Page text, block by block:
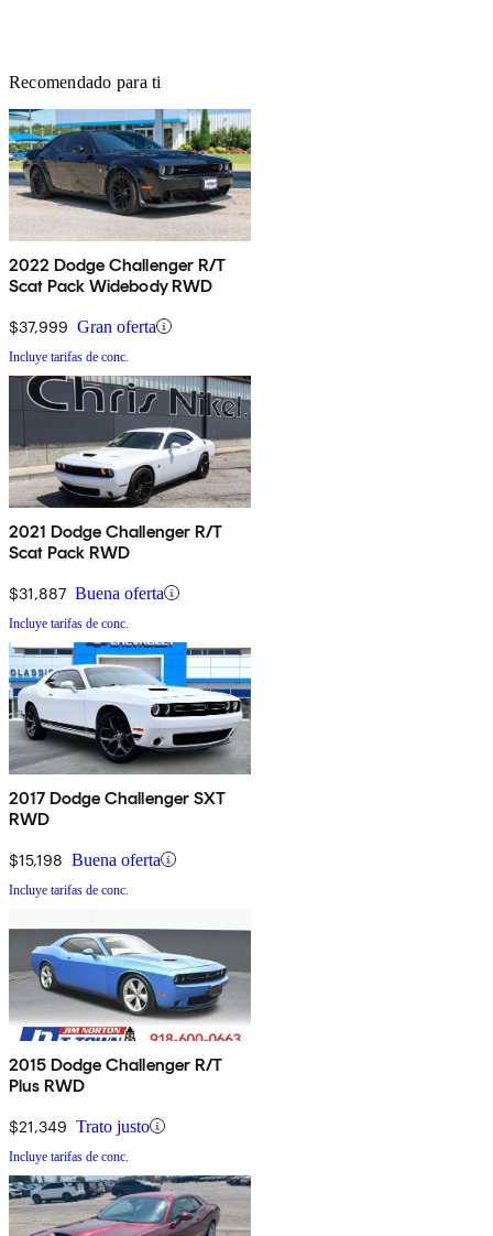
Recomendado para ti
2022 Dodge Challenger R/T
Scat Pack Widebody RWD
$37,999 Gran oferta
Incluye tarifas de conc.
2021 Dodge Challenger R/T
Scat Pack RWD
$31,887 Buena oferta
Incluye tarifas de conc.
2017 Dodge Challenger SXT
RWD
$15,198 Buena oferta
Incluye tarifas de conc.
2015 Dodge Challenger R/T
Plus RWD
$21,349 Trato justo
Incluye tarifas de conc.